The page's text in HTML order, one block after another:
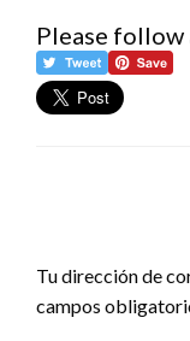
Please follow
Tu dirección de
campos